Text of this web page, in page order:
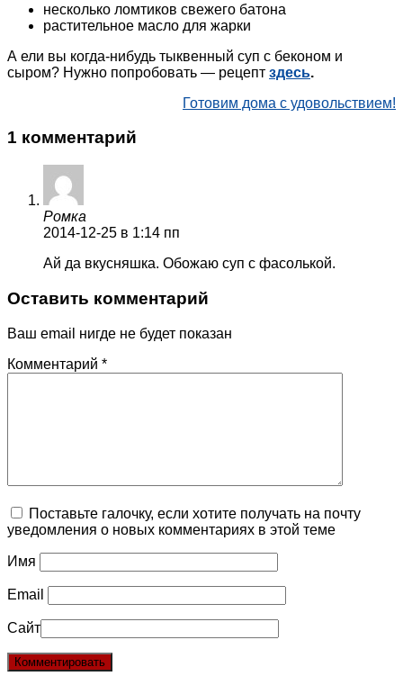
несколько ломтиков свежего батона
растительное масло для жарки
А ели вы когда-нибудь тыквенный суп с беконом и
сыром? Нужно попробовать — рецепт здесь.
Готовим дома с удовольствием!
1 комментарий
Ромка
2014-12-25 в 1:14 пп
Ай да вкусняшка. Обожаю суп с фасолькой.
Оставить комментарий
Ваш email нигде не будет показан
Комментарий *
Поставьте галочку, если хотите получать на почту
уведомления о новых комментариях в этой теме
Имя
Email
Сайт